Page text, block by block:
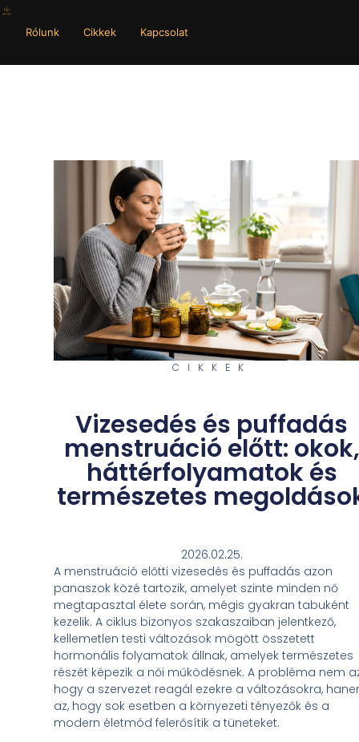
Rólunk Cikkek Kapcsolat
CIKKEK
Vizesedés és puffadás
menstruáció előtt: okok,
háttérfolyamatok és
természetes
2026.02.25.
A menstruáció előtti vizesedés és puffadás azon
panaszok közé tartozik, amelyet szinte minden nő
megtapasztal élete során, mégis gyakran tabuként
kezelik. A ciklus bizonyos szakaszaiban jelentkező,
kellemetlen testi változások mögött összetett
hormonális folyamatok állnak, amelyek természetes
részét képezik a női működésnek. A probléma nem
hogy a szervezet reagál ezekre a változásokra,
az, hogy sok esetben a környezeti tényezők és a
modern életmód felerősítik a tüneteket.